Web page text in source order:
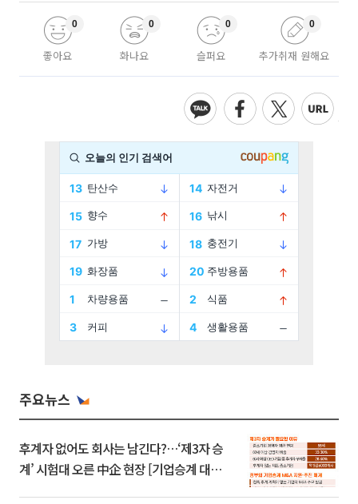
좋아요
0
화나요
0
슬퍼요
0
추가취재 원해요
0
주요뉴스
후계자 없어도 회사는 남긴다?…‘제3자 승
계’ 시험대 오른 中企 현장 [기업승계 대전